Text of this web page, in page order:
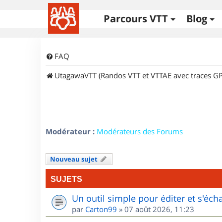
Parcours VTT Blog
FAQ
UtagawaVTT (Randos VTT et VTTAE avec traces
Modérateur : Modérateurs des Forums
Nouveau sujet
SUJETS
Un outil simple pour éditer et
par Carton99 » 07 août 2026, 11:23